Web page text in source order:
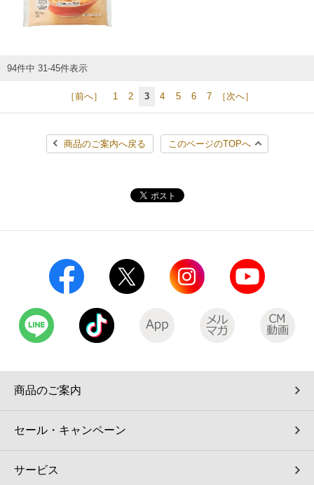
94件中 31-45件表示
［前へ］ 1 2 3 4 5 6 7 ［次へ］
商品のご案内へ戻る このページのTOPへ
商品のご案内
セール・キャンペーン
サービス